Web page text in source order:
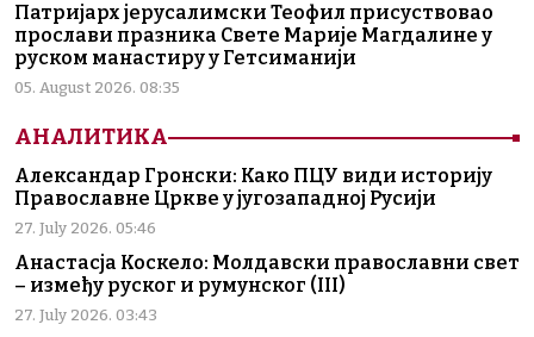
Патријарх јерусалимски Теофил присуствовао
прослави празника Свете Марије Магдалине у
руском манастиру у Гетсиманији
05. August 2026. 08:35
АНАЛИТИКА
Александар Гронски: Како ПЦУ види историју
Православне Цркве у југозападној Русији
27. July 2026. 05:46
Анастасја Коскело: Молдавски православни свет
– између руског и румунског (III)
27. July 2026. 03:43